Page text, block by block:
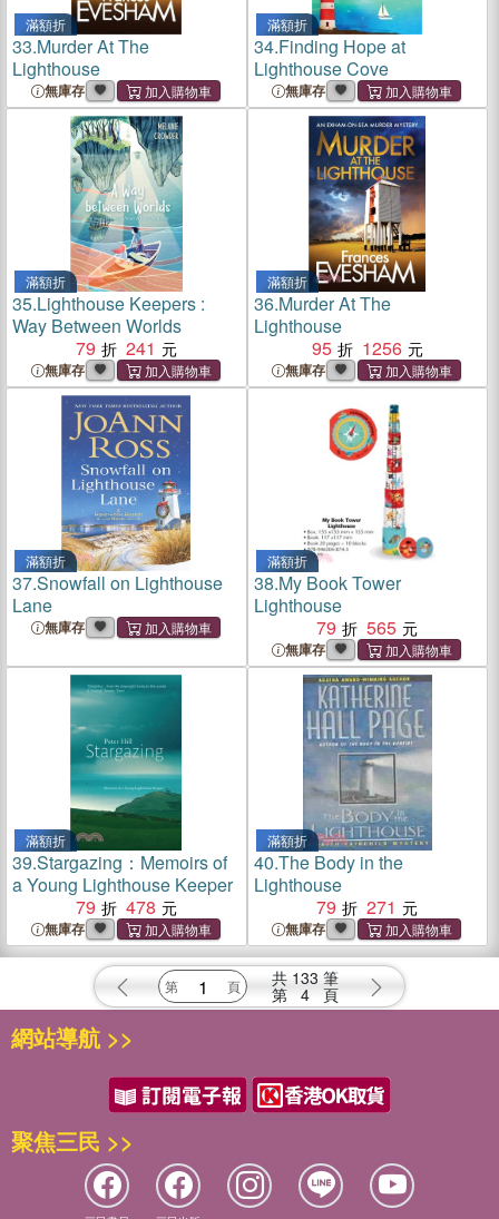
滿額折
33.Murder At The
Lighthouse
無庫存
滿額折
34.Finding Hope at
Lighthouse Cove
無庫存
滿額折
35.Lighthouse Keepers :
Way Between Worlds
79
241
無庫存
滿額折
36.Murder At The
Lighthouse
95
1256
無庫存
滿額折
37.Snowfall on Lighthouse
Lane
無庫存
滿額折
38.My Book Tower
Lighthouse
79
565
無庫存
滿額折
39.Stargazing：Memoirs of
a Young Lighthouse Keeper
79
478
無庫存
滿額折
40.The Body in the
Lighthouse
79
271
無庫存
共 133 筆
第 4 頁
網站導航 >>
聚焦三民 >>